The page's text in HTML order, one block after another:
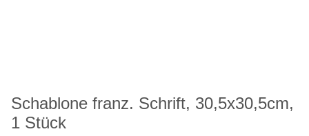
Schablone franz. Schrift, 30,5x30,5cm,
1 Stück